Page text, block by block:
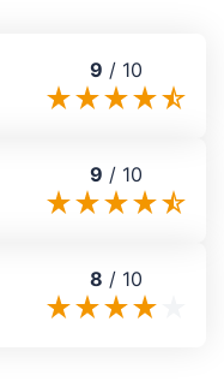
9 / 10
9 / 10
8 / 10